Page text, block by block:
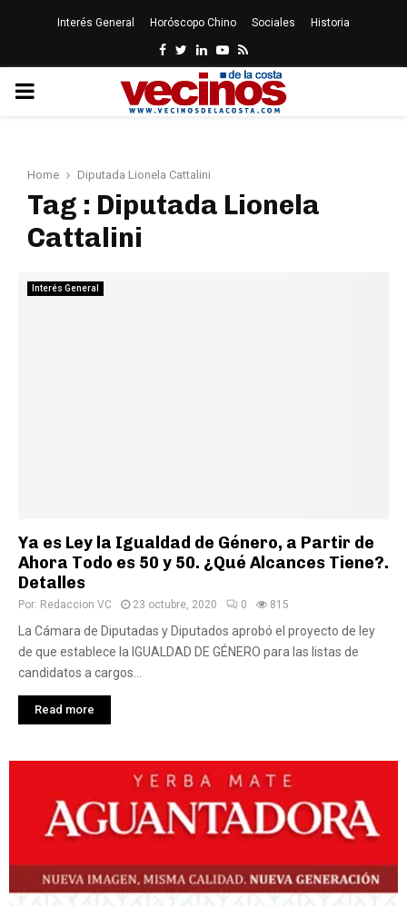
Interés General Horóscopo Chino Sociales Historia
Facebook
Twitter
LinkedinYoutube
Rss
PRIMARY
Home Diputada Lionela Cattalini
Tag : Diputada Lionela
Cattalini
Interés General
Ya es Ley la Igualdad de Género, a Partir de
Ahora Todo es 50 y 50. ¿Qué Alcances Tiene?.
Detalles
Por: Redaccion VC 23 octubre, 2020 0 815
La Cámara de Diputadas y Diputados aprobó el proyecto de ley
de que establece la IGUALDAD DE GÉNERO para las listas de
candidatos a cargos...
Read more